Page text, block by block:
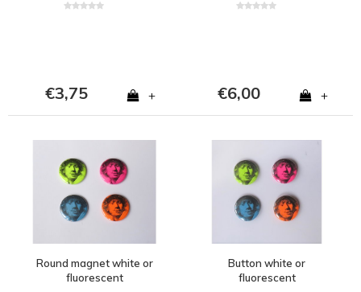
€3,75 + €6,00 +
Round magnet white or
fluorescent
Button white or
fluorescent